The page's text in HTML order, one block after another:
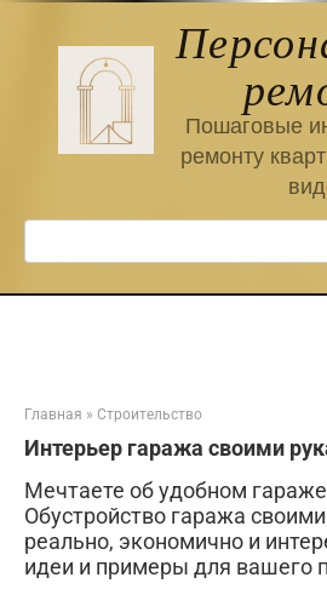
Пошаговые
ремонту
Поиск:
Главная » Строительство
Интерьер гаража своими
Мечтаете об удобном
Обустройство гаража
реально, экономично и
идеи и примеры для вашего